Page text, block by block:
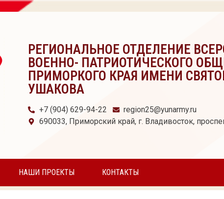
РЕГИОНАЛЬНОЕ ОТДЕЛЕНИЕ
ВОЕННО- ПАТРИОТИЧЕСКОГО
ПРИМОРКОГО КРАЯ ИМЕНИ
УШАКОВА
+7 (904) 629-94-22
region25@yunarmy.ru
690033, Приморский край, г. Владивосток,
НАШИ ПРОЕКТЫ КОНТАКТЫ